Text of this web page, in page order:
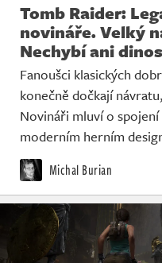
Tomb Raider:
novináře. Velký
Nechybí ani
Fanoušci klasických
konečně dočkají
Novináři mluví o
moderním herním
Michal Burian